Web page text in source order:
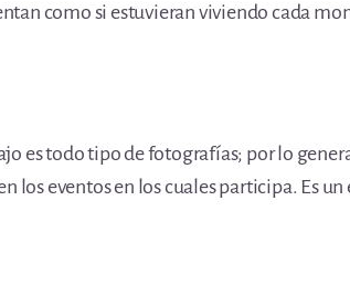
como si estuvieran viviendo cada
es todo tipo de fotografías; por lo
los eventos en los cuales participa. Es